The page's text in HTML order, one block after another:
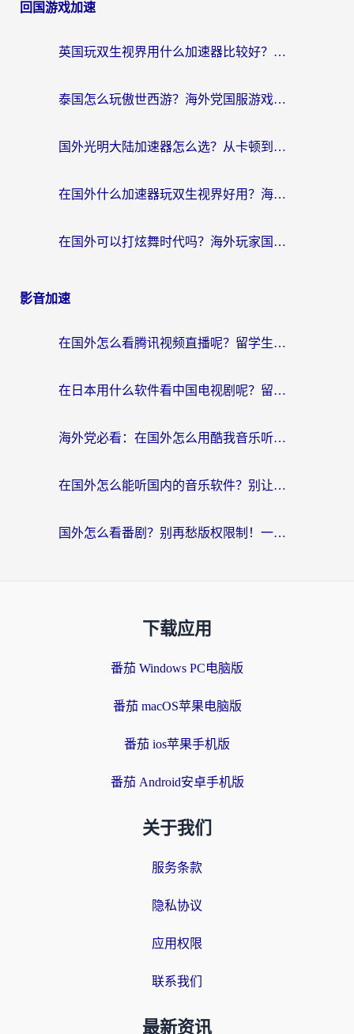
回国游戏加速
英国玩双生视界用什么加速器比较好？海外党亲测有效的国服游戏加速方案
泰国怎么玩傲世西游？海外党国服游戏加速终极攻略（附光明大陆量子特攻实测）
国外光明大陆加速器怎么选？从卡顿到丝滑的终极指南（含德国玩走开外星人墨西哥玩俄罗斯方块技巧）
在国外什么加速器玩双生视界好用？海外党亲测不踩坑的终极指南
在国外可以打炫舞时代吗？海外玩家国服游戏加速全攻略（附实测推荐）
影音加速
在国外怎么看腾讯视频直播呢？留学生亲测有效的回国加速指南
在日本用什么软件看中国电视剧呢？留学生亲测有效的回国加速方案
海外党必看：在国外怎么用酷我音乐听音乐？告别“地区不支持”的实用指南
在国外怎么能听国内的音乐软件？别让版权限制断了你的“中文歌单”
国外怎么看番剧？别再愁版权限制！一个工具解决所有回国追剧难题
下载应用
番茄 Windows PC电脑版
番茄 macOS苹果电脑版
番茄 ios苹果手机版
番茄 Android安卓手机版
关于我们
服务条款
隐私协议
应用权限
联系我们
最新资讯